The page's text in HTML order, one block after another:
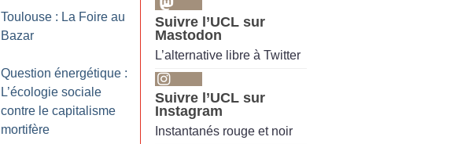
Toulouse : La Foire au
Bazar
Question énergétique :
L’écologie sociale
contre le capitalisme
mortifère
Suivre l’UCL sur
Mastodon
L’alternative libre à Twitter
Suivre l’UCL sur
Instagram
Instantanés rouge et noir